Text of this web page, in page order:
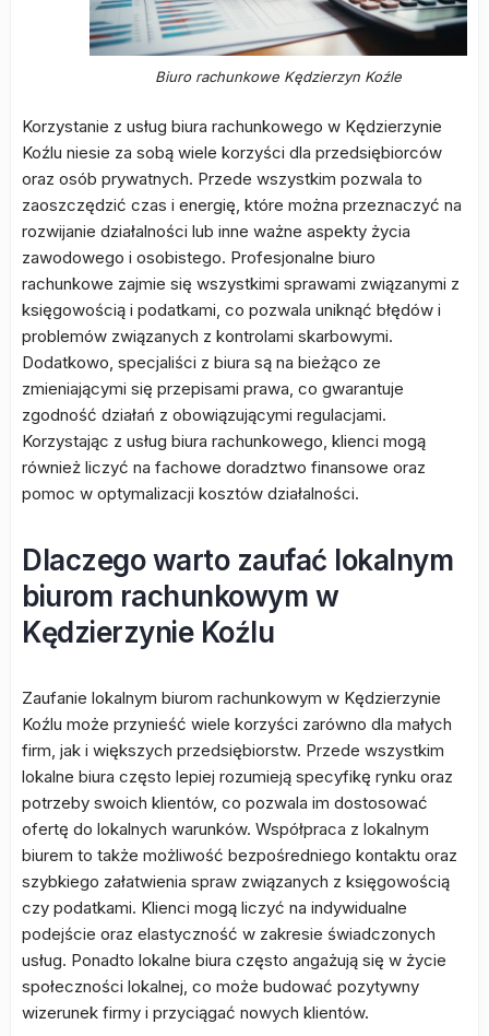
Biuro rachunkowe Kędzierzyn Koźle
Korzystanie z usług biura rachunkowego w Kędzierzynie
Koźlu niesie za sobą wiele korzyści dla przedsiębiorców
oraz osób prywatnych. Przede wszystkim pozwala to
zaoszczędzić czas i energię, które można przeznaczyć na
rozwijanie działalności lub inne ważne aspekty życia
zawodowego i osobistego. Profesjonalne biuro
rachunkowe zajmie się wszystkimi sprawami związanymi z
księgowością i podatkami, co pozwala uniknąć błędów i
problemów związanych z kontrolami skarbowymi.
Dodatkowo, specjaliści z biura są na bieżąco ze
zmieniającymi się przepisami prawa, co gwarantuje
zgodność działań z obowiązującymi regulacjami.
Korzystając z usług biura rachunkowego, klienci mogą
również liczyć na fachowe doradztwo finansowe oraz
pomoc w optymalizacji kosztów działalności.
Dlaczego warto zaufać lokalnym
biurom rachunkowym w
Kędzierzynie Koźlu
Zaufanie lokalnym biurom rachunkowym w Kędzierzynie
Koźlu może przynieść wiele korzyści zarówno dla małych
firm, jak i większych przedsiębiorstw. Przede wszystkim
lokalne biura często lepiej rozumieją specyfikę rynku oraz
potrzeby swoich klientów, co pozwala im dostosować
ofertę do lokalnych warunków. Współpraca z lokalnym
biurem to także możliwość bezpośredniego kontaktu oraz
szybkiego załatwienia spraw związanych z księgowością
czy podatkami. Klienci mogą liczyć na indywidualne
podejście oraz elastyczność w zakresie świadczonych
usług. Ponadto lokalne biura często angażują się w życie
społeczności lokalnej, co może budować pozytywny
wizerunek firmy i przyciągać nowych klientów.